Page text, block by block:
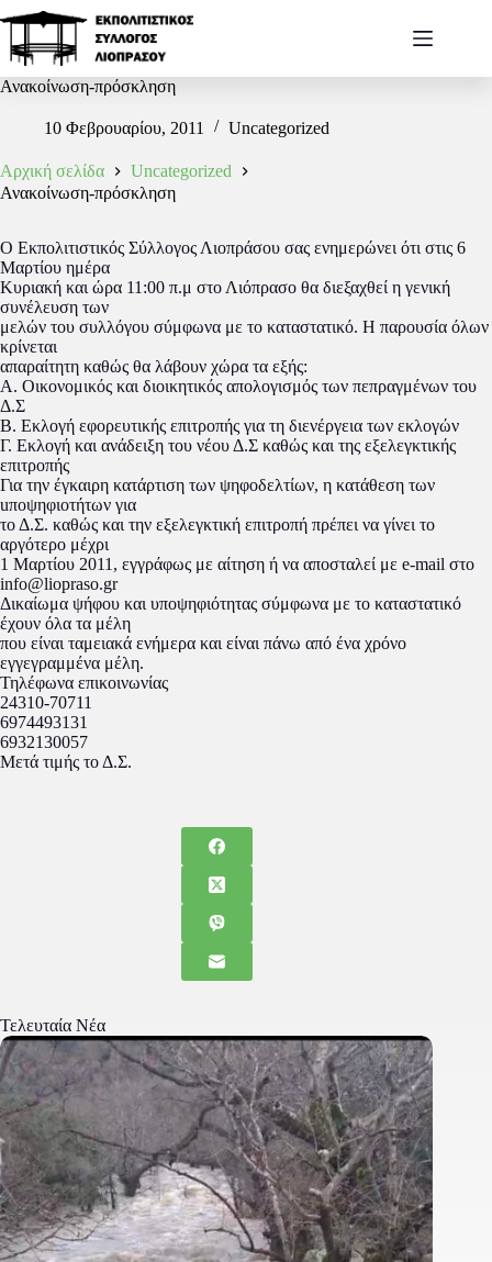
Ανακοίνωση-πρόσκληση
10 Φεβρουαρίου, 2011 Uncategorized
Αρχική σελίδα
Uncategorized
Ανακοίνωση-πρόσκληση
Ο Εκπολιτιστικός Σύλλογος Λιοπράσου σας ενημερώνει ότι στις 6
Μαρτίου ημέρα
Κυριακή και ώρα 11:00 π.μ στο Λιόπρασο θα διεξαχθεί η γενική
συνέλευση των
μελών του συλλόγου σύμφωνα με το καταστατικό. Η παρουσία όλων
κρίνεται
απαραίτητη καθώς θα λάβουν χώρα τα εξής:
Α. Οικονομικός και διοικητικός απολογισμός των πεπραγμένων του
Δ.Σ
Β. Εκλογή εφορευτικής επιτροπής για τη διενέργεια των εκλογών
Γ. Εκλογή και ανάδειξη του νέου Δ.Σ καθώς και της εξελεγκτικής
επιτροπής
Για την έγκαιρη κατάρτιση των ψηφοδελτίων, η κατάθεση των
uποψηφιοτήτων για
το Δ.Σ. καθώς και την εξελεγκτική επιτροπή πρέπει να γίνει το
αργότερo μέχρι
1 Μαρτίου 2011, εγγράφως με αίτηση ή να αποσταλεί με e-mail στο
info@liopraso.gr
Δικαίωμα ψήφου και υποψηφιότητας σύμφωνα με το καταστατικό
έχουν όλα τα μέλη
που είναι ταμειακά ενήμερα και είναι πάνω από ένα χρόνο
εγγεγραμμένα μέλη.
Τηλέφωνα επικοινωνίας
24310-70711
6974493131
6932130057
Μετά τιμής το Δ.Σ.
Τελευταία Νέα